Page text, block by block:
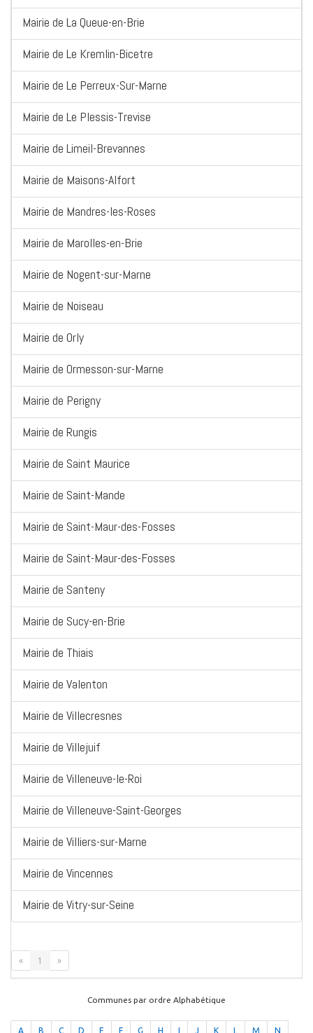
Mairie de La Queue-en-Brie
Mairie de Le Kremlin-Bicetre
Mairie de Le Perreux-Sur-Marne
Mairie de Le Plessis-Trevise
Mairie de Limeil-Brevannes
Mairie de Maisons-Alfort
Mairie de Mandres-les-Roses
Mairie de Marolles-en-Brie
Mairie de Nogent-sur-Marne
Mairie de Noiseau
Mairie de Orly
Mairie de Ormesson-sur-Marne
Mairie de Perigny
Mairie de Rungis
Mairie de Saint Maurice
Mairie de Saint-Mande
Mairie de Saint-Maur-des-Fosses
Mairie de Saint-Maur-des-Fosses
Mairie de Santeny
Mairie de Sucy-en-Brie
Mairie de Thiais
Mairie de Valenton
Mairie de Villecresnes
Mairie de Villejuif
Mairie de Villeneuve-le-Roi
Mairie de Villeneuve-Saint-Georges
Mairie de Villiers-sur-Marne
Mairie de Vincennes
Mairie de Vitry-sur-Seine
« 1 »
Communes par ordre Alphabétique
A B C D E F G H J K L M N